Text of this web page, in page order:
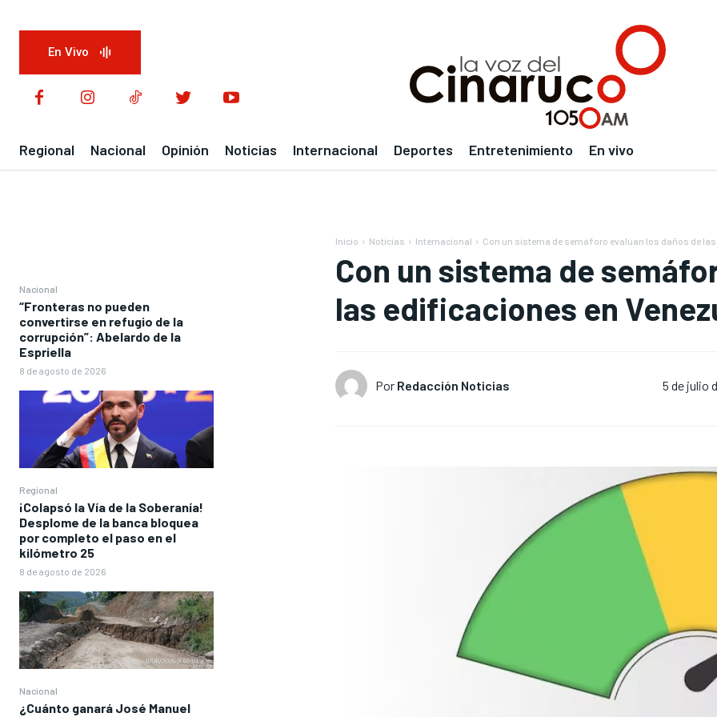
En Vivo
Regional Nacional Opinión Noticias Internacional Deportes Entretenimiento En vivo
Nacional
“Fronteras no pueden
convertirse en refugio de la
corrupción”: Abelardo de la
Espriella
8 de agosto de 2026
Regional
¡Colapsó la Vía de la Soberanía!
Desplome de la banca bloquea
por completo el paso en el
kilómetro 25
8 de agosto de 2026
Nacional
¿Cuánto ganará José Manuel
Inicio Noticias Internacional Con un sistema de semáforo evalúan los daños de las
Con un sistema de
las edificaciones en
Por Redacción Noticias 5 de julio